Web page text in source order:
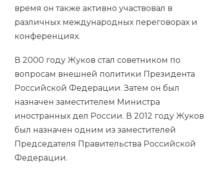
время он также активно участвовал в
различных международных переговорах и
конференциях.
В 2000 году Жуков стал советником по
вопросам внешней политики Президента
Российской Федерации. Затем он был
назначен заместителем Министра
иностранных дел России. В 2012 году Жуков
был назначен одним из заместителей
Председателя Правительства Российской
Федерации.